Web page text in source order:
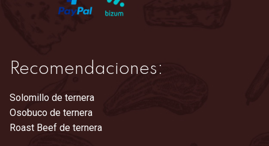
producto
Recomendaciones:
Solomillo de ternera
Osobuco de ternera
Roast Beef de ternera